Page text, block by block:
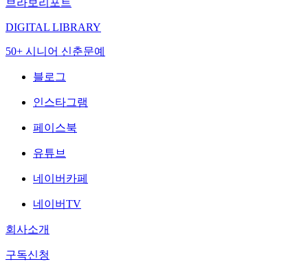
브라보리포트
DIGITAL LIBRARY
50+ 시니어 신춘문예
블로그
인스타그램
페이스북
유튜브
네이버카페
네이버TV
회사소개
구독신청